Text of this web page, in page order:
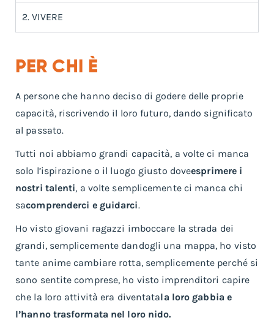
2. VIVERE
PER CHI È
A persone che hanno deciso di godere delle proprie
capacità, riscrivendo il loro futuro, dando significato
al passato.
Tutti noi abbiamo grandi capacità, a volte ci manca
solo l’ispirazione o il luogo giusto doveesprimere i
nostri talenti, a volte semplicemente ci manca chi
sacomprenderci e guidarci.
Ho visto giovani ragazzi imboccare la strada dei
grandi, semplicemente dandogli una mappa, ho visto
tante anime cambiare rotta, semplicemente perché si
sono sentite comprese, ho visto imprenditori capire
che la loro attività era diventatala loro gabbia e
l’hanno trasformata nel loro nido.